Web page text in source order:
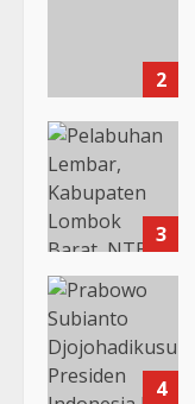
2
3
4